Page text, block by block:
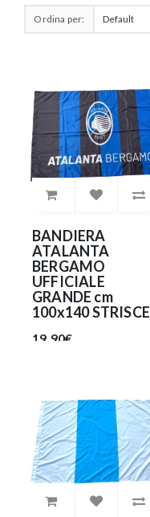
Ordina per:
BANDIERA
ATALANTA
BERGAMO
UFFICIALE
GRANDE cm
100x140 STRISCE
19.90€